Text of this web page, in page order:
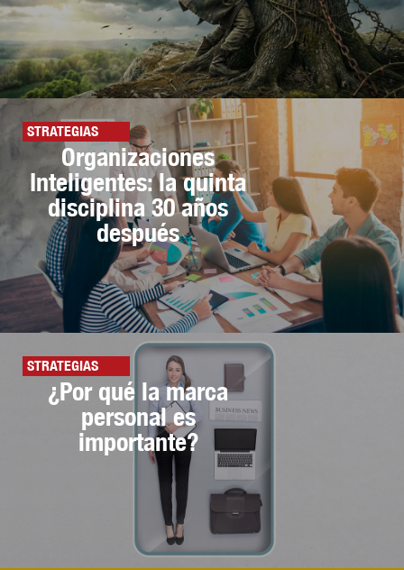
STRATEGIAS
Organizaciones
Inteligentes: la quinta
disciplina 30 años
después
STRATEGIAS
¿Por qué la marca
personal es
importante?